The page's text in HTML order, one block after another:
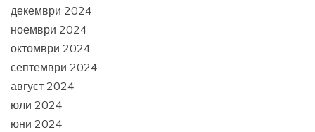
декември 2024
ноември 2024
октомври 2024
септември 2024
август 2024
юли 2024
юни 2024